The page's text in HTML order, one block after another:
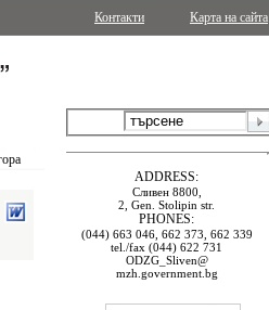
Карта на сайта
Контакти
ADDRESS:
Сливен 8800,
2, Gen. Stolipin str.
PHONES:
(044) 663 046, 662 373, 662 339
tel./fax (044) 622 731
ODZG_Sliven@
mzh.government.bg